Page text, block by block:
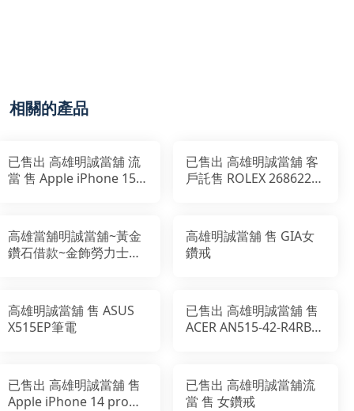
相關的產品
已售出 高雄明誠當舖 流
當 售 Apple iPhone 15
已售出 高雄明誠當舖 客
戶託售 ROLEX 268622
高雄當舖明誠當舖~黃金
鑽石借款~金飾勞力士典
高雄明誠當舖 售 GIA女
鑽戒
高雄明誠當舖 售 ASUS
X515EP筆電
已售出 高雄明誠當舖 售
ACER AN515-42-R4RB
已售出 高雄明誠當舖 售
Apple iPhone 14 pro
已售出 高雄明誠當舖流
當 售 女鑽戒